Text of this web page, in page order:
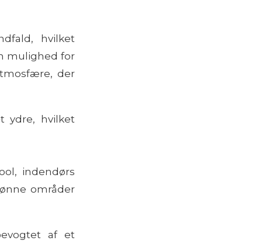
hvilket
mulighed for
der
ydre, hvilket
indendørs
områder
af et